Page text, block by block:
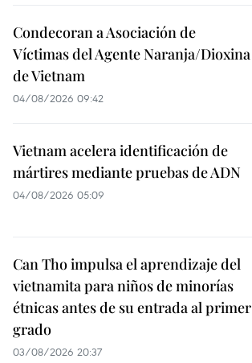
Condecoran a Asociación de
Víctimas del Agente Naranja/Dioxina
de Vietnam
04/08/2026 09:42
Vietnam acelera identificación de
mártires mediante pruebas de ADN
04/08/2026 05:09
Can Tho impulsa el aprendizaje del
vietnamita para niños de minorías
étnicas antes de su entrada al primer
grado
03/08/2026 20:37